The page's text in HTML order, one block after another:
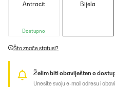
Antracit
Dostupno
Bijela
Što znače statusi?
Želim biti obaviješten o
Unesite svoju e-mail adresu i